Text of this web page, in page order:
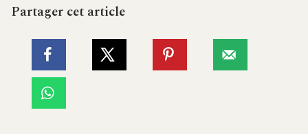
Partager cet article